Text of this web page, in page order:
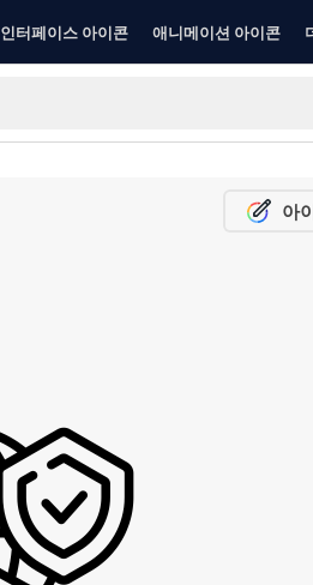
인터페이스 아이콘 애니메이션 아이콘
아